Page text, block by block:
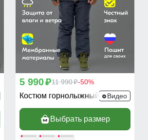
5 990p11 990p-50%
Костюм горнолыжный 372B
Видео
Выбрать размер